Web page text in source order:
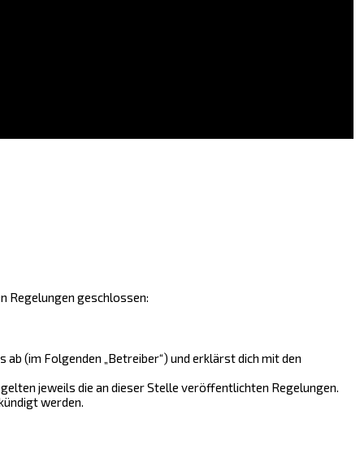
Regelungen geschlossen:
(im Folgenden „Betreiber“) und erklärst dich mit den
jeweils die an dieser Stelle veröffentlichten Regelungen.
werden.